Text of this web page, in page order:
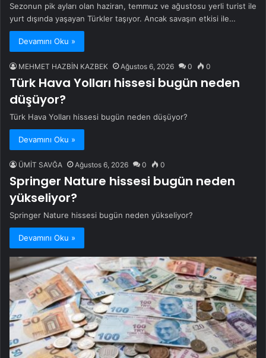
Sezonun pik ayları olan haziran, temmuz ve ağustosu yerli turist ile
yurt dışında yaşayan Türkler taşıyor. Ancak savaşın etkisi ile…
Devamını Oku »
MEHMET HAZBİN KAZBEK Ağustos 6, 2026 0 0
Türk Hava Yolları hissesi bugün neden
düşüyor?
Türk Hava Yolları hissesi bugün neden düşüyor?
Devamını Oku »
ÜMİT SAVĞA Ağustos 6, 2026 0 0
Springer Nature hissesi bugün neden
yükseliyor?
Springer Nature hissesi bugün neden yükseliyor?
Devamını Oku »